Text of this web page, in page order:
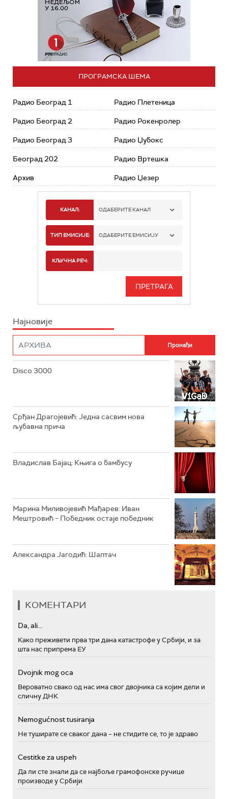
ПРОГРАМСКА ШЕМА
Радио Београд 1
Радио Београд 2
Радио Београд 3
Београд 202
Архив
Радио Плетеница
Радио Рокенролер
Радио Џубокс
Радио Вртешка
Радио Џезер
КАНАЛ: ОДАБЕРИТЕ КАНАЛ
РАДИО БЕОГРАД 1
РАДИО БЕОГРАД 3
РАДИО РОКЕНРОЛЕР
РАДИО ЏЕЗЕР
ТИП ЕМИСИЈЕ: ОДАБЕРИТЕ ЕМИСИЈУ
ИНФО
КЉУЧНА РЕЧ:
Најновије
Disco 3000
Срђан Драгојевић: Једна сасвим нова
љубавна прича
Владислав Бајац: Књига о бамбусу
Марина Миливојевић Мађарев: Иван
Мештровић – Победник остаје победник
Александра Јагодић: Шаптач
КОМЕНТАРИ
Da, ali...
Како преживети прва три дана катастрофе у Србији, и за
шта нас припрема ЕУ
Dvojnik mog oca
Вероватно свако од нас има свог двојника са којим дели и
сличну ДНК
Nemogućnost tusiranja
Не туширате се сваког дана – не стидите се, то је здраво
Cestitke za uspeh
Да ли сте знали да се најбоље грамофонске ручице
производе у Србији